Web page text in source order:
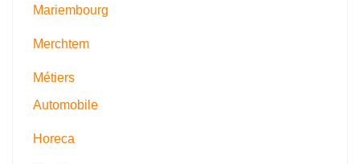
Mariembourg
Merchtem
Métiers
Automobile
Horeca